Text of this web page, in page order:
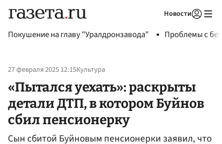
Новости
Покушение на главу "Уралдронзавода" Проблемы с
27 февраля 2025 12:15Культура
«Пытался уехать»: раскрыты
детали ДТП, в котором Буйнов
сбил пенсионерку
Сын сбитой Буйновым пенсионерки заявил, что